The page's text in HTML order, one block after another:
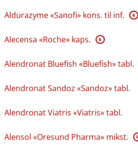
Aldurazyme «Sanofi» kons. til inf. K
Alecensa «Roche» kaps. K
Alendronat Bluefish «Bluefish» tabl.
Alendronat Sandoz «Sandoz» tabl.
Alendronat Viatris «Viatris» tabl.
Alensol «Oresund Pharma» mikst. K